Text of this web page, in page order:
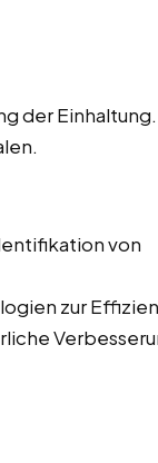
der Einhaltung.
von
zur